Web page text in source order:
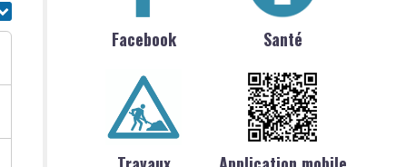
Facebook Santé